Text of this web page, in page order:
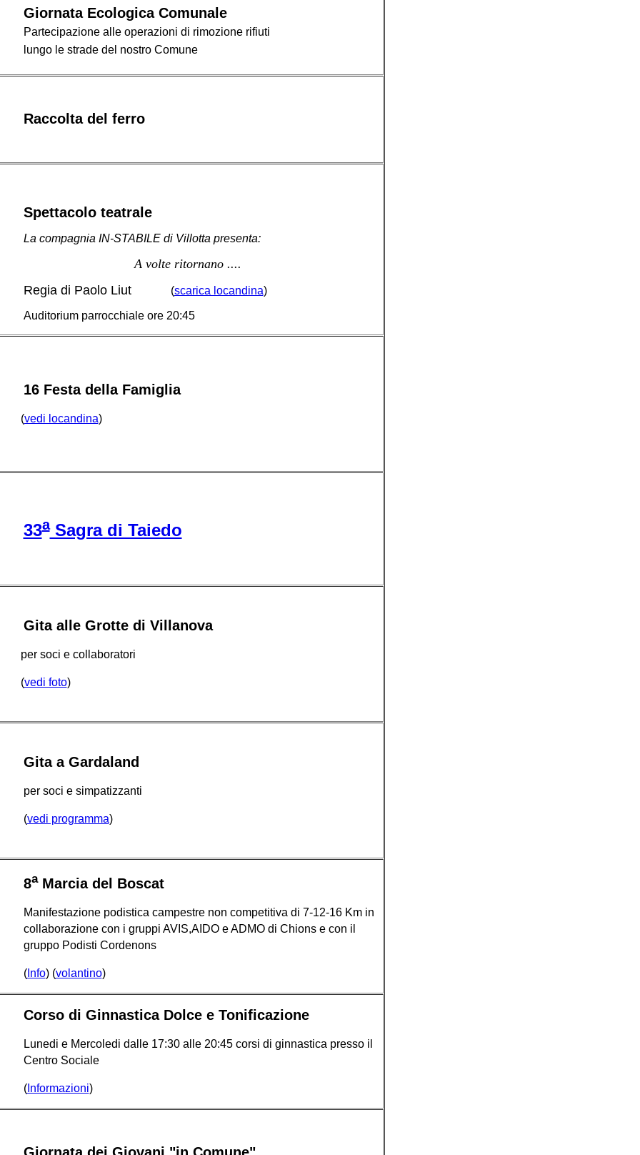
Giornata Ecologica Comunale
Partecipazione alle operazioni di rimozione rifiuti
lungo le strade del nostro Comune
Raccolta del ferro
Spettacolo teatrale
La compagnia IN-STABILE di Villotta presenta:
A volte ritornano ....
Regia di Paolo Liut
(scarica locandina)
Auditorium parrocchiale ore 20:45
16 Festa della Famiglia
(vedi locandina)
33aSagra di Taiedo
Gita alle Grotte di Villanova
per soci e collaboratori
(vedi foto)
Gita a Gardaland
per soci e simpatizzanti
(vedi programma)
8aMarcia del Boscat
Manifestazione podistica campestre non competitiva di 7-12-16 Km in
collaborazione con i gruppi AVIS,AIDO e ADMO di Chions e con il
gruppo Podisti Cordenons
(Info) (volantino)
Corso di Ginnastica Dolce e Tonificazione
Lunedi e Mercoledi dalle 17:30 alle 20:45 corsi di ginnastica presso il
Centro Sociale
(Informazioni)